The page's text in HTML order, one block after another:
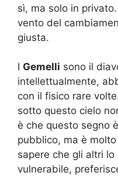
sì, ma solo in privato.
vento del
giusta.
I Gemelli sono il
intellettualmente,
con il fisico rare
sotto questo cielo
è che questo segno
pubblico, ma è
sapere che gli altri
vulnerabile,